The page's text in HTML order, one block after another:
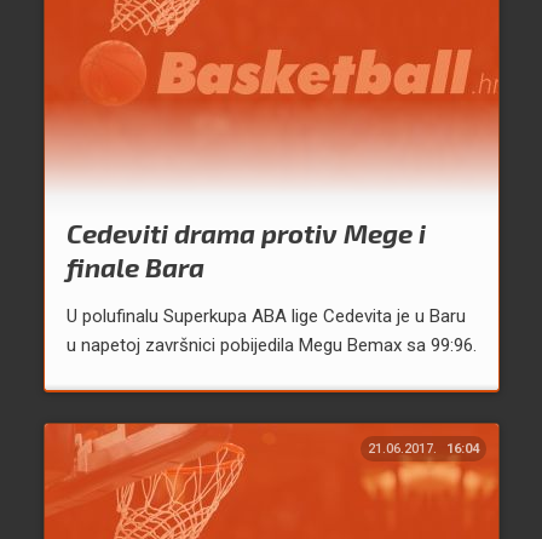
Cedeviti drama protiv Mege i
finale Bara
U polufinalu Superkupa ABA lige Cedevita je u Baru
u napetoj završnici pobijedila Megu Bemax sa 99:96.
21.06.2017. 16:04